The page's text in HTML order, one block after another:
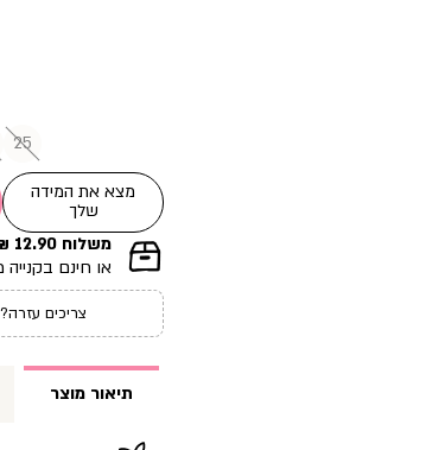
25
מצא את המידה
שלך
|
תומך
עמוד
מוצר
משלוח 12.90 ₪
או חינם בקנייה מעל
צריכים עזרה?
תיאור מוצר